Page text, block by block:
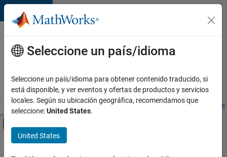
Saltar al contenido
Ofertas
de
empleo
MathWorks
Visión general Búsqueda de empleo Oficinas locales
Contenido principal
FILTRADO POR
Seleccione un país/idioma
Seleccione un país/idioma para obtener contenido traducido, si
está disponible, y ver eventos y ofertas de productos y servicios
locales. Según su ubicación geográfica, recomendamos que
seleccione:United States.
United States